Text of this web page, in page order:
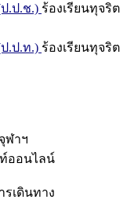
.ป.ช.) ร้องเรียนทุจริต
.ป.ท.) ร้องเรียนทุจริต
ฬาฯ
ออนไลน์
เดินทาง